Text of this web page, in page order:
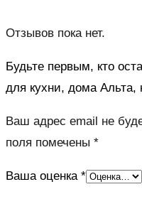
Отзывов пока нет.
Будьте первым, кто
для кухни, дома Альта,
Ваш адрес email не
поля помечены *
Ваша оценка *